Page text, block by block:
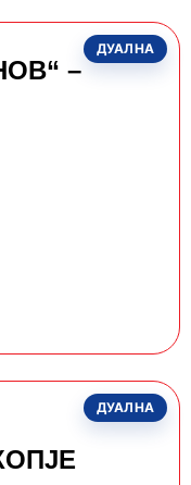
ДУАЛНА
–
ДУАЛНА